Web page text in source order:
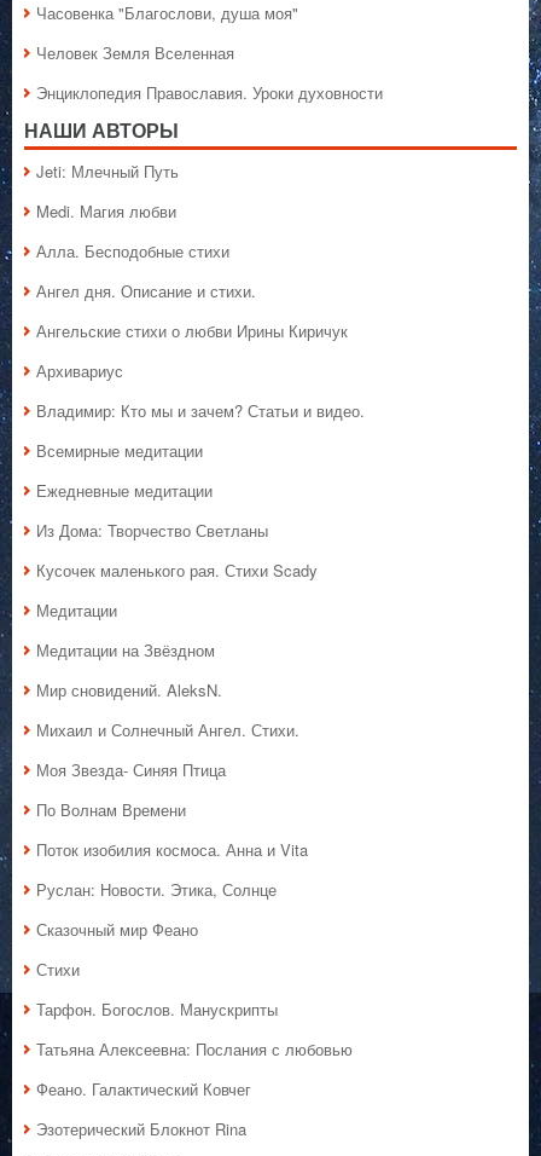
Часовенка "Благослови, душа моя"
Человек Земля Вселенная
Энциклопедия Православия. Уроки духовности
НАШИ АВТОРЫ
Jeti: Млечный Путь
Medi. Магия любви
Алла. Бесподобные стихи
Ангел дня. Описание и стихи.
Ангельские стихи о любви Ирины Киричук
Архивариус
Владимир: Кто мы и зачем? Статьи и видео.
Всемирные медитации
Ежедневные медитации
Из Дома: Творчество Светланы
Кусочек маленького рая. Стихи Scady
Медитации
Медитации на Звёздном
Мир сновидений. AleksN.
Михаил и Солнечный Ангел. Стихи.
Моя Звезда- Синяя Птица
По Волнам Времени
Поток изобилия космоса. Анна и Vita
Руслан: Новости. Этика, Солнце
Сказочный мир Феано
Стихи
Тарфон. Богослов. Манускрипты
Татьяна Алексеевна: Послания с любовью
Феано. Галактический Ковчег
Эзотерический Блокнот Rina